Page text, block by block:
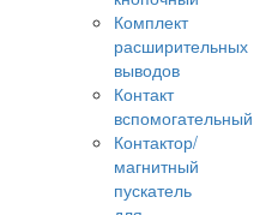
Комплект
расширительных
выводов
Контакт
вспомогательный
Контактор/
магнитный
пускатель